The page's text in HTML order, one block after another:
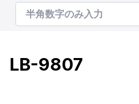
ログイン・新規会員登録
お気に入り
LB-9807